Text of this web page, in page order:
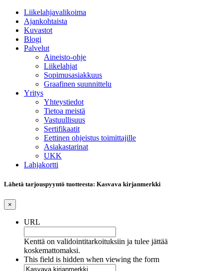
Liikelahjavalikoima
Ajankohtaista
Kuvastot
Blogi
Palvelut
Aineisto-ohje
Liikelahjat
Sopimusasiakkuus
Graafinen suunnittelu
Yritys
Yhteystiedot
Tietoa meistä
Vastuullisuus
Sertifikaatit
Eettinen ohjeistus toimittajille
Asiakastarinat
UKK
Lahjakortti
Lähetä tarjouspyyntö tuotteesta: Kasvava kirjanmerkki
×
URL
Kenttä on validointitarkoituksiin ja tulee jättää
koskemattomaksi.
This field is hidden when viewing the form